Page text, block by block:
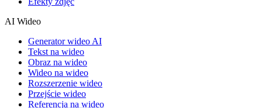
AI Wideo
Generator wideo AI
Tekst na wideo
Obraz na wideo
Wideo na wideo
Rozszerzenie wideo
Przejście wideo
Referencja na wideo